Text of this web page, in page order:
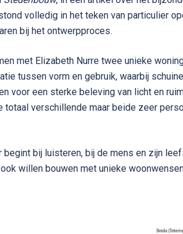
volledig in het teken van particulier
bij het ontwerpproces.
met Elizabeth Nurre twee unieke
tussen vorm en gebruik, waarbij
voor een sterke beleving van licht en
verschillende maar beide zeer
bij luisteren, bij de mens en zijn
willen bouwen met unieke